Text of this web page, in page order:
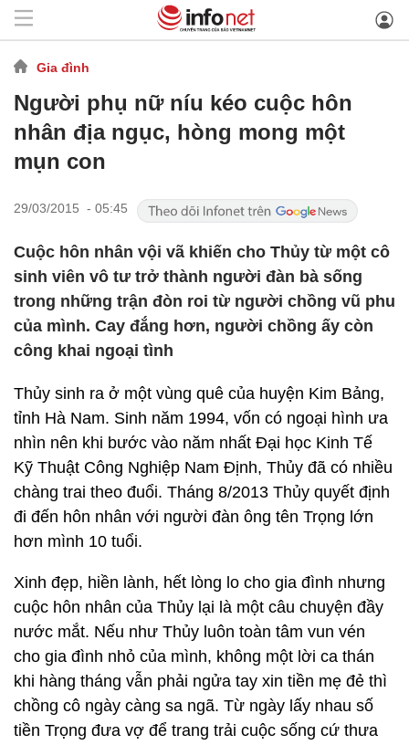
Gia đình
Người phụ nữ níu kéo cuộc hôn
nhân địa ngục, hòng mong một
mụn con
29/03/2015 - 05:45
Cuộc hôn nhân vội vã khiến cho Thủy từ một cô
sinh viên vô tư trở thành người đàn bà sống
trong những trận đòn roi từ người chồng vũ phu
của mình. Cay đắng hơn, người chồng ấy còn
công khai ngoại tình
Thủy sinh ra ở một vùng quê của huyện Kim Bảng,
tỉnh Hà Nam. Sinh năm 1994, vốn có ngoại hình ưa
nhìn nên khi bước vào năm nhất Đại học Kinh Tế
Kỹ Thuật Công Nghiệp Nam Định, Thủy đã có nhiều
chàng trai theo đuổi. Tháng 8/2013 Thủy quyết định
đi đến hôn nhân với người đàn ông tên Trọng lớn
hơn mình 10 tuổi.
Xinh đẹp, hiền lành, hết lòng lo cho gia đình nhưng
cuộc hôn nhân của Thủy lại là một câu chuyện đầy
nước mắt. Nếu như Thủy luôn toàn tâm vun vén
cho gia đình nhỏ của mình, không một lời ca thán
khi hàng tháng vẫn phải ngửa tay xin tiền mẹ đẻ thì
chồng cô ngày càng sa ngã. Từ ngày lấy nhau số
tiền Trọng đưa vợ để trang trải cuộc sống cứ thưa